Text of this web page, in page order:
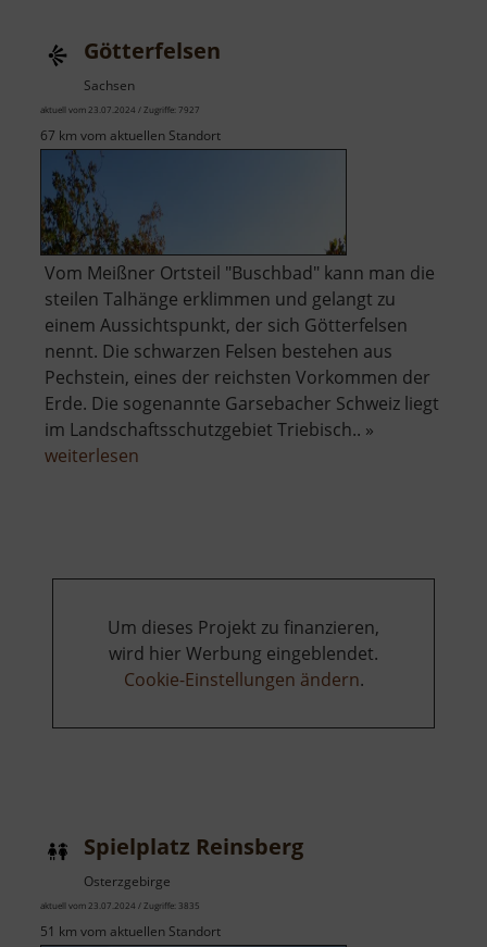
Götterfelsen
Sachsen
aktuell vom 23.07.2024 / Zugriffe: 7927
67 km vom aktuellen Standort
Vom Meißner Ortsteil "Buschbad" kann man die
steilen Talhänge erklimmen und gelangt zu
einem Aussichtspunkt, der sich Götterfelsen
nennt. Die schwarzen Felsen bestehen aus
Pechstein, eines der reichsten Vorkommen der
Erde. Die sogenannte Garsebacher Schweiz liegt
im Landschaftsschutzgebiet Triebisch.. »
weiterlesen
Um dieses Projekt zu finanzieren,
wird hier Werbung eingeblendet.
Cookie-Einstellungen ändern.
Spielplatz Reinsberg
Osterzgebirge
aktuell vom 23.07.2024 / Zugriffe: 3835
51 km vom aktuellen Standort